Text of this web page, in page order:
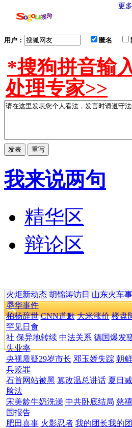
更
用户： 匿名
*搜狗拼音输
处理专家>>
我来说两句
精华区
辩论区
火炬新动态 胡锦涛访日 山东火车
辱华事件
柏杨辞世 CNN道歉 大米涨价 楼盘
罕见日食
社 保异地转续 中法关系 德国爆发
失业率
央视质疑29岁市长 邓玉娇失踪 朝
兵赎罪
石首网站被黑 篡改温总讲话 夏日
脸法
宋美龄牛奶洗澡 中共卧底结局 慈
国报告
肥田喜事 火影忍者 我的团长我的团